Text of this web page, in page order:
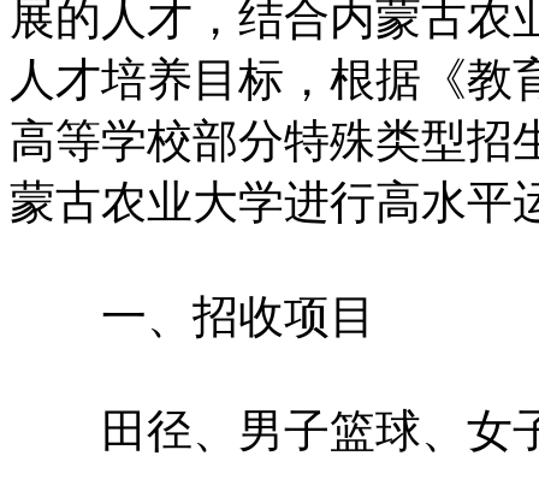
展的人才，结合内蒙古农
人才培养目标，根据《教
高等学校部分特殊类型招
蒙古农业大学进行高水平
一、招收项目
田径、男子篮球、女